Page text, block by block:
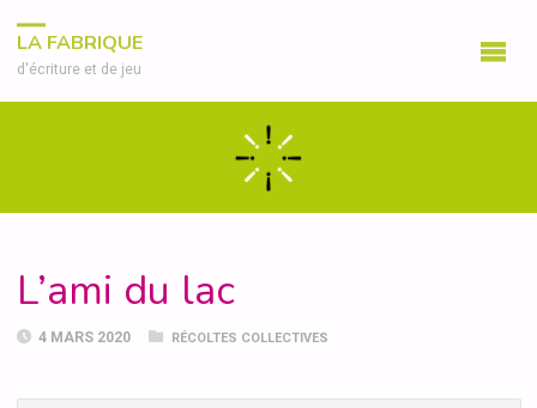
LA FABRIQUE
d'écriture et de jeu
L’ami du lac
4 MARS 2020 RÉCOLTES COLLECTIVES